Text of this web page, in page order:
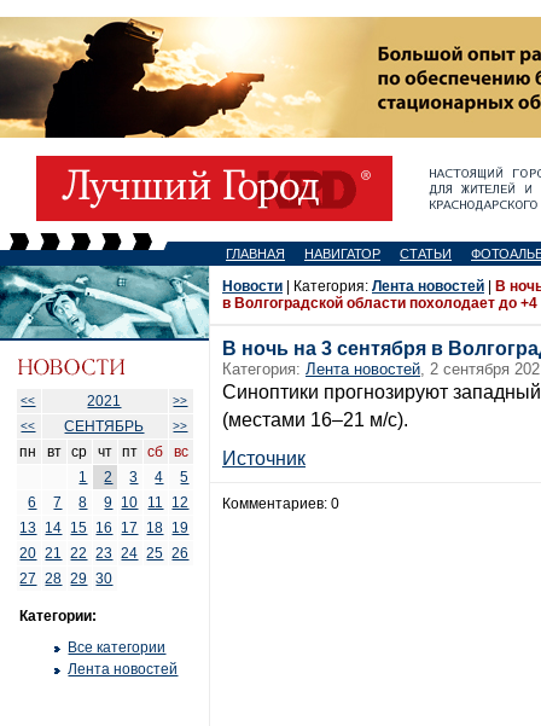
ГЛАВНАЯ НАВИГАТОР СТАТЬИ
<< 2021
>>
<<
СЕНТЯБРЬ >>
пн вт ср чт пт сб
вс
1
2 3 4
5
6
7 8 9 10 11
12
13 14 15 16 17 18 19
20 21 22 23 24 25 26
27
28 29 30
Категории:
Все категории
Лента новостей
Новости | Категория: Лента новостей
В
в Волгоградской области похолодает до +4
В ночь на 3 сентября в
Категория: Лента новостей, 2 сентября
Синоптики прогнозируют
(местами 16–21 м/с).
Источник
Комментариев: 0